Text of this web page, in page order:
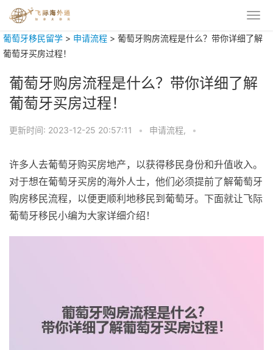
葡萄牙移民留学 > 申请流程 > 葡萄牙购房流程是什么？带你详细了解
葡萄牙买房过程！
葡萄牙购房流程是什么？带你详细了解
葡萄牙买房过程！
更新时间: 2023-12-25 20:57:11 • 申请流程, •
许多人去葡萄牙购买房地产，以获得移民身份和升值收入。
对于想在葡萄牙买房的海外人士，他们必须提前了解葡萄牙
购房移民流程，以便更顺利地移民到葡萄牙。下面就让飞际
葡萄牙移民小编为大家详细介绍！